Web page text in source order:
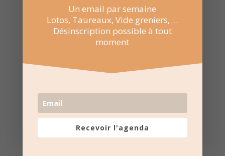
Un email par semaine
Lotos, Taureaux, Vide greniers, ...
Désinscription possible à tout
moment
Recevoir l'agenda